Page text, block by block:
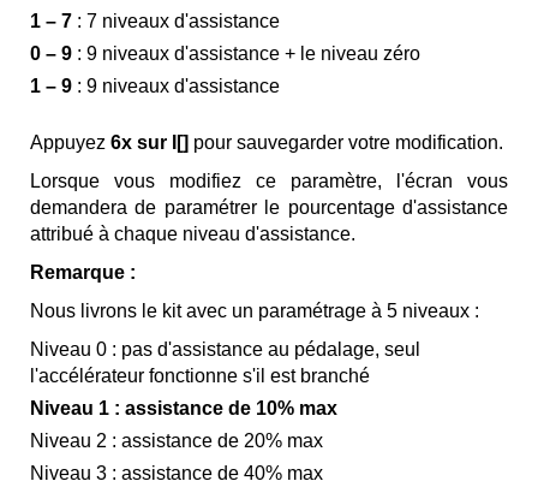
1 – 7 : 7 niveaux d'assistance
0 – 9 : 9 niveaux d'assistance + le niveau zéro
1 – 9 : 9 niveaux d'assistance
Appuyez 6x sur I[] pour sauvegarder votre modification.
Lorsque vous modifiez ce paramètre, l'écran vous
demandera de paramétrer le pourcentage d'assistance
attribué à chaque niveau d'assistance.
Remarque :
Nous livrons le kit avec un paramétrage à 5 niveaux :
Niveau 0 : pas d'assistance au pédalage, seul
l'accélérateur fonctionne s'il est branché
Niveau 1 : assistance de 10% max
Niveau 2 : assistance de 20% max
Niveau 3 : assistance de 40% max